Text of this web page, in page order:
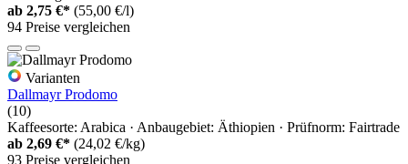
ab 2,75 €* (55,00 €/l)
94 Preise vergleichen
Varianten
Dallmayr Prodomo
(10)
Kaffeesorte: Arabica · Anbaugebiet: Äthiopien · Prüfnorm: Fairtrade
ab 2,69 €* (24,02 €/kg)
93 Preise vergleichen